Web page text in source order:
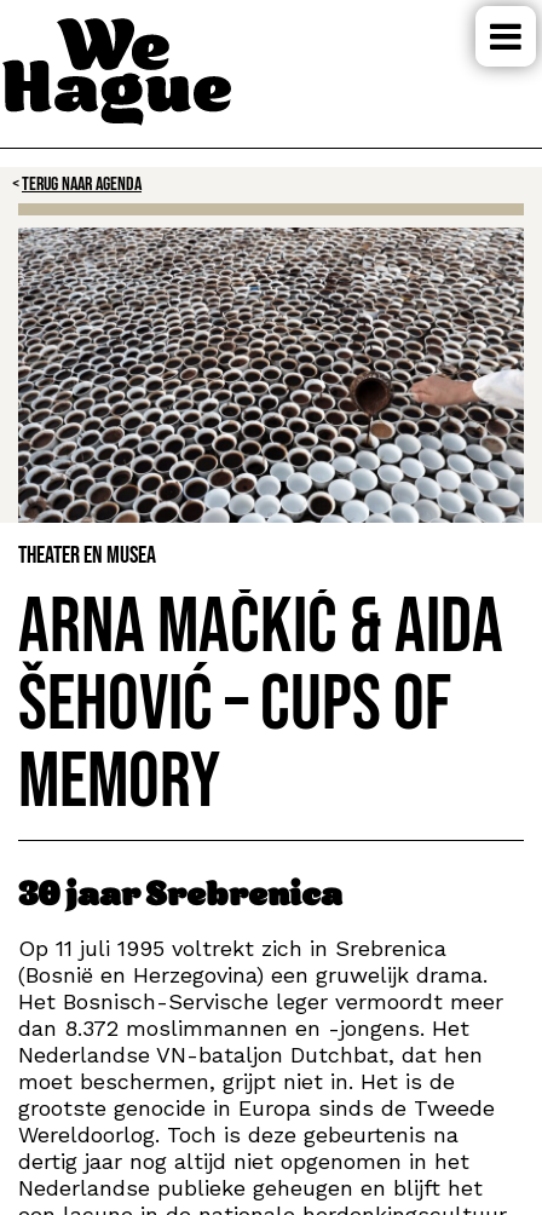
TERUG NAAR AGENDA
Theater en Musea
Arna Mačkić & Aida
Šehović – Cups of
Memory
30 jaar Srebrenica
Op 11 juli 1995 voltrekt zich in Srebrenica
(Bosnië en Herzegovina) een gruwelijk drama.
Het Bosnisch-Servische leger vermoordt meer
dan 8.372 moslimmannen en -jongens. Het
Nederlandse VN-bataljon Dutchbat, dat hen
moet beschermen, grijpt niet in. Het is de
grootste genocide in Europa sinds de Tweede
Wereldoorlog. Toch is deze gebeurtenis na
dertig jaar nog altijd niet opgenomen in het
Nederlandse publieke geheugen en blijft het